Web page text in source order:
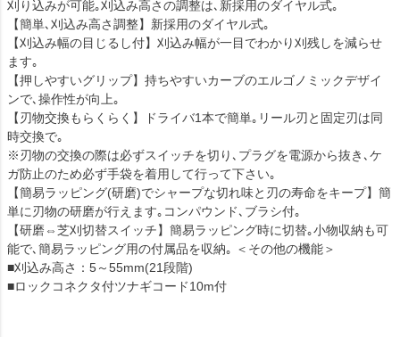
刈り込みが可能｡刈込み高さの調整は､新採用のダイヤル式｡
【簡単､刈込み高さ調整】新採用のダイヤル式｡
【刈込み幅の目じるし付】刈込み幅が一目でわかり刈残しを減らせ
ます｡
【押しやすいグリップ】持ちやすいカーブのエルゴノミックデザイ
ンで､操作性が向上｡
【刃物交換もらくらく】ドライバ1本で簡単｡リール刃と固定刃は同
時交換で｡
※刃物の交換の際は必ずスイッチを切り､プラグを電源から抜き､ケ
ガ防止のため必ず手袋を着用して行って下さい｡
【簡易ラッピング(研磨)でシャープな切れ味と刃の寿命をキープ】簡
単に刃物の研磨が行えます｡コンパウンド､ブラシ付｡
【研磨⇔芝刈切替スイッチ】簡易ラッピング時に切替｡小物収納も可
能で､簡易ラッピング用の付属品を収納｡ ＜その他の機能＞
■刈込み高さ：5～55mm(21段階)
■ロックコネクタ付ツナギコード10m付